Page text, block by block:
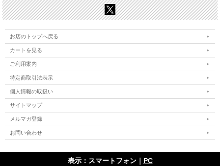
お店のトップへ戻る
カートを見る
ご利用案内
特定商取引法表示
個人情報の取扱い
サイトマップ
メルマガ登録
お問い合わせ
表示：スマートフォン｜ PC